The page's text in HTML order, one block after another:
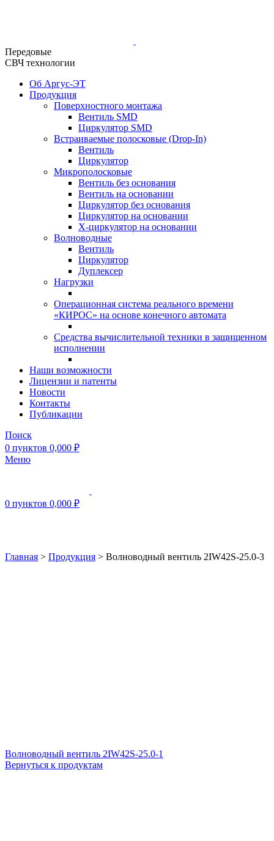
Передовые
СВЧ технологии
Об Аргус-ЭТ
Продукция
Поверхностного монтажа
Вентиль SMD
Циркулятор SMD
Встраиваемые полосковые (Drop-In)
Вентиль
Циркулятор
Микрополосковые
Вентиль без основания
Вентиль на основании
Циркулятор без основания
Циркулятор на основании
Х-циркулятор на основании
Волноводные
Вентиль
Циркулятор
Дуплексер
Нагрузки
Операционная система реального времени
«КИРОС» на основе конечного автомата
Средства вычислительной техники в защищенном
исполнении
Наши возможности
Лицензии и патенты
Новости
Контакты
Публикации
Поиск
0 пунктов 0,000 ₽
Меню
0 пунктов 0,000 ₽
Главная > Продукция > Волноводный вентиль 2IW42S-25.0-3
Волноводный вентиль 2IW42S-25.0-1
Вернуться к продуктам